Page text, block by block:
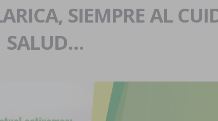
SIEMPRE AL
SALUD…